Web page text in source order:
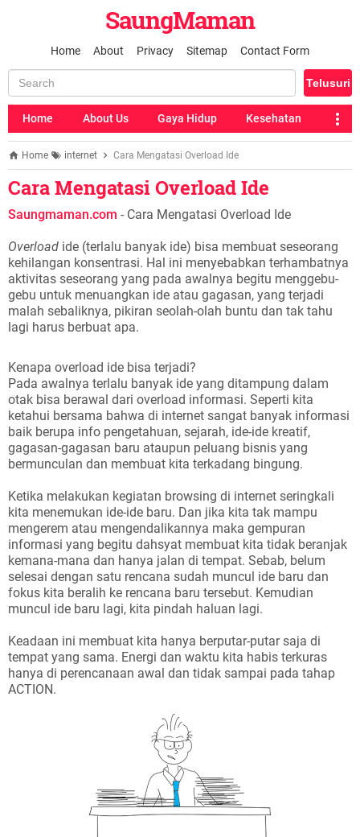
SaungMaman
Home About Privacy Sitemap Contact Form
Home About Us Gaya Hidup Kesehatan
Home internet Cara Mengatasi Overload Ide
Cara Mengatasi Overload Ide
Saungmaman.com - Cara Mengatasi Overload Ide
Overload ide (terlalu banyak ide) bisa membuat seseorang
kehilangan konsentrasi. Hal ini menyebabkan terhambatnya
aktivitas seseorang yang pada awalnya begitu menggebu-
gebu untuk menuangkan ide atau gagasan, yang terjadi
malah sebaliknya, pikiran seolah-olah buntu dan tak tahu
lagi harus berbuat apa.
Kenapa overload ide bisa terjadi?
Pada awalnya terlalu banyak ide yang ditampung dalam
otak bisa berawal dari overload informasi. Seperti kita
ketahui bersama bahwa di internet sangat banyak informasi
baik berupa info pengetahuan, sejarah, ide-ide kreatif,
gagasan-gagasan baru ataupun peluang bisnis yang
bermunculan dan membuat kita terkadang bingung.
Ketika melakukan kegiatan browsing di internet seringkali
kita menemukan ide-ide baru. Dan jika kita tak mampu
mengerem atau mengendalikannya maka gempuran
informasi yang begitu dahsyat membuat kita tidak beranjak
kemana-mana dan hanya jalan di tempat. Sebab, belum
selesai dengan satu rencana sudah muncul ide baru dan
fokus kita beralih ke rencana baru tersebut. Kemudian
muncul ide baru lagi, kita pindah haluan lagi.
Keadaan ini membuat kita hanya berputar-putar saja di
tempat yang sama. Energi dan waktu kita habis terkuras
hanya di perencanaan awal dan tidak sampai pada tahap
ACTION.